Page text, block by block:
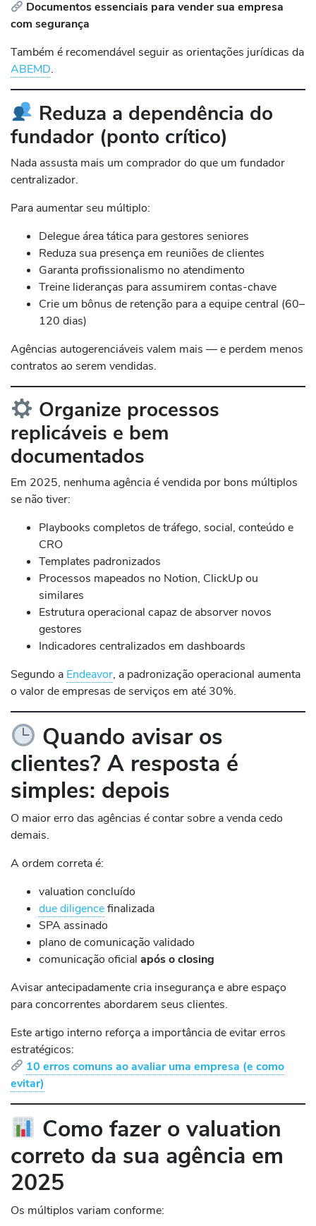
Documentos essenciais para vender sua empresa
com segurança
Também é recomendável seguir as orientações jurídicas da
ABEMD.
Reduza a dependência do
fundador (ponto crítico)
Nada assusta mais um comprador do que um fundador
centralizador.
Para aumentar seu múltiplo:
Delegue área tática para gestores seniores
Reduza sua presença em reuniões de clientes
Garanta profissionalismo no atendimento
Treine lideranças para assumirem contas-chave
Crie um bônus de retenção para a equipe central (60–
120 dias)
Agências autogerenciáveis valem mais — e perdem menos
contratos ao serem vendidas.
Organize processos
replicáveis e bem
documentados
Em 2025, nenhuma agência é vendida por bons múltiplos
se não tiver:
Playbooks completos de tráfego, social, conteúdo e
CRO
Templates padronizados
Processos mapeados no Notion, ClickUp ou
similares
Estrutura operacional capaz de absorver novos
gestores
Indicadores centralizados em dashboards
Segundo a Endeavor, a padronização operacional aumenta
o valor de empresas de serviços em até 30%.
Quando avisar os
clientes? A resposta é
simples: depois
O maior erro das agências é contar sobre a venda cedo
demais.
A ordem correta é:
valuation concluído
due diligencefinalizada
SPA assinado
plano de comunicação validado
comunicação oficial após o closing
Avisar antecipadamente cria insegurança e abre espaço
para concorrentes abordarem seus clientes.
Este artigo interno reforça a importância de evitar erros
estratégicos:
10 erros comuns ao avaliar uma empresa (e como
evitar)
Como fazer o valuation
correto da sua agência em
2025
Os múltiplos variam conforme: